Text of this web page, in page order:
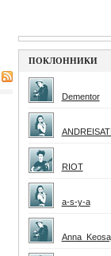
ПОКЛОННИКИ
Dementor
RIOT
a-s-y-a